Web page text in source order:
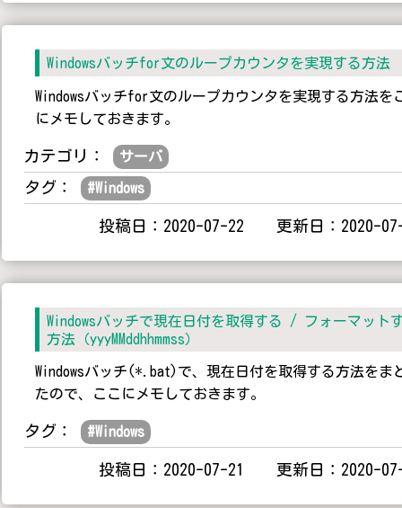
Windowsバッチfor文のループカウンタを実現する方法
Windowsバッチfor文のループカウンタを実現する方法を
にメモしておきます。
カテゴリ： サーバ
タグ： #Windows
投稿日：2020-07-22 更新日：2020-
Windowsバッチで現在日付を取得する / フォーマット
方法（yyyMMddhhmmss）
Windowsバッチ(*.bat)で、現在日付を取得する方法をま
たので、ここにメモしておきます。
タグ： #Windows
投稿日：2020-07-21 更新日：2020-